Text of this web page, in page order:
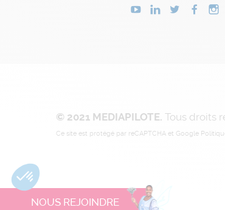
© 2021 MEDIAPILOTE. Tous droits
Ce site est protégé par reCAPTCHA et Google
NOUS REJOINDRE